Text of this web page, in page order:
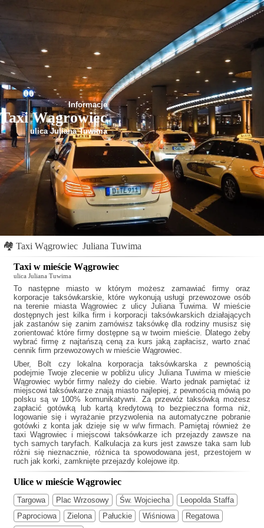
Informacje
Taxi Wągrowiec
ulica Juliana Tuwima
🏘 Taxi Wągrowiec Juliana Tuwima
Taxi w mieście Wągrowiec
ulica Juliana Tuwima
To następne miasto w którym możesz zamawiać firmy oraz
korporacje taksówkarskie, które wykonują usługi przewozowe osób
na terenie miasta Wągrowiec z ulicy Juliana Tuwima. W mieście
dostępnych jest kilka firm i korporacji taksówkarskich działających
jakzastanów się zanim zamówisz taksówkę dla rodziny musisz się
zorientować które firmy dostępne są w twoim mieście. Dlatego żeby
wybrać firmę z najtańszą ceną za kurs jaką zapłacisz, warto znać
cennik firm przewozowych w mieście Wągrowiec.
Uber, Bolt czy lokalna korporacja taksówkarska z pewnością
podejmie Twoje zlecenie w pobliżu ulicy Juliana Tuwima w mieście
Wągrowiec wybór firmy należy do ciebie. Warto jednak pamiętać iż
miejscowi taksówkarze znają miasto najlepiej, z pewnością mówią po
polsku są w 100% komunikatywni. Za przewóz taksówką możesz
zapłacić gotówką lub kartą kredytową to bezpieczna forma niż,
logowanie się i wyrażanie przyzwolenia na automatyczne pobranie
gotówki z konta jak dzieje się w w/w firmach. Pamiętaj również że
taxi Wągrowiec i miejscowi taksówkarze ich przejazdy zawsze na
tych samych taryfach. Kalkulacja za kurs jest zawsze taka sam lub
różni się nieznacznie, różnica ta spowodowana jest, przestojem w
ruch jak korki, zamknięte przejazdy kolejowe itp.
Ulice w mieście Wągrowiec
Targowa Plac Wrzosowy Św. Wojciecha
Leopolda Staffa
Paprociowa
Zielona Pałuckie Wiśniowa
Regatowa